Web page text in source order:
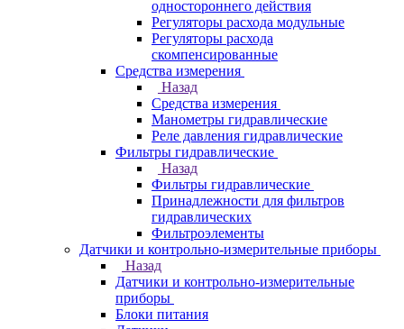
одностороннего действия
Регуляторы расхода модульные
Регуляторы расхода
скомпенсированные
Средства измерения
Назад
Средства измерения
Манометры гидравлические
Реле давления гидравлические
Фильтры гидравлические
Назад
Фильтры гидравлические
Принадлежности для фильтров
гидравлических
Фильтроэлементы
Датчики и контрольно-измерительные приборы
Назад
Датчики и контрольно-измерительные
приборы
Блоки питания